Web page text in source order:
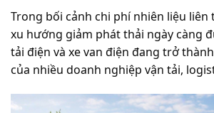
Trong bối cảnh chi phí nhiên liệu liên
xu hướng giảm phát thải ngày càng
tải điện và xe van điện đang trở
của nhiều doanh nghiệp vận tải,